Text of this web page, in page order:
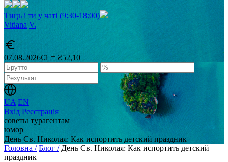
Тиць і ти у чаті (9:30-18:00)
Vitiana V.
07.08.2026€1 = ₴52,10
UA EN
Вхід Реєстрація
советы турагентам
юмор
День Св. Николая: Как испортить детский праздник
Головна / Блог / День Св. Николая: Как испортить детский
праздник